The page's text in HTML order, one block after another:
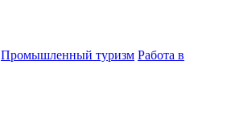
Промышленный туризм Работа в